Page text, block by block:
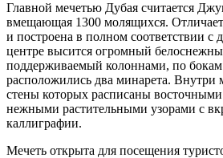
Главной мечетью Дубая считается
вмещающая 1300 молящихся.
и построена в полном соответствии
центре высится огромный
поддерживаемый колоннами, по
расположились два минарета. Внутри
стены которых расписаны
нежными растительными узорами с
каллиграфии.
Мечеть открыта для посещения